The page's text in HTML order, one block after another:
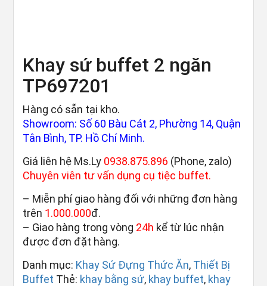
Khay sứ buffet 2 ngăn
TP697201
Hàng có sẵn tại kho.
Showroom: Số 60 Bàu Cát 2, Phường 14, Quận
Tân Bình, TP. Hồ Chí Minh.
Giá liên hệ Ms.Ly 0938.875.896 (Phone, zalo)
Chuyên viên tư vấn dụng cụ tiệc buffet.
– Miễn phí giao hàng đối với những đơn hàng
trên 1.000.000đ.
– Giao hàng trong vòng 24h kể từ lúc nhận
được đơn đặt hàng.
Danh mục: Khay Sứ Đựng Thức Ăn, Thiết Bị
Buffet Thẻ: khay bằng sứ, khay buffet, khay